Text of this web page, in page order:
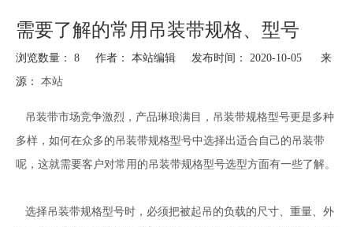
需要了解的常用吊装带规格、型号
浏览数量： 8 作者： 本站编辑 发布时间： 2020-10-05 来
源： 本站
["facebook","twitter","line","wechat","linkedin","pinterest","whatsapp"]
吊装带市场竞争激烈，产品琳琅满目，吊装带规格型号更是多种
多样，如何在众多的吊装带规格型号中选择出适合自己的吊装带
呢，这就需要客户对常用的吊装带规格型号选型方面有一些了解。
选择吊装带规格型号时，必须把被起吊的负载的尺寸、重量、外